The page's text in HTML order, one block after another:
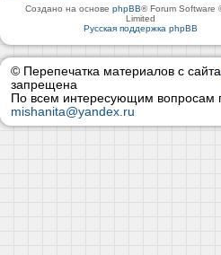
Создано на основеphpBB® Forum Software
Limited
Русская поддержка phpBB
© Перепечатка материалов с сайта
запрещена
По всем интересующим вопросам
mishanita@yandex.ru